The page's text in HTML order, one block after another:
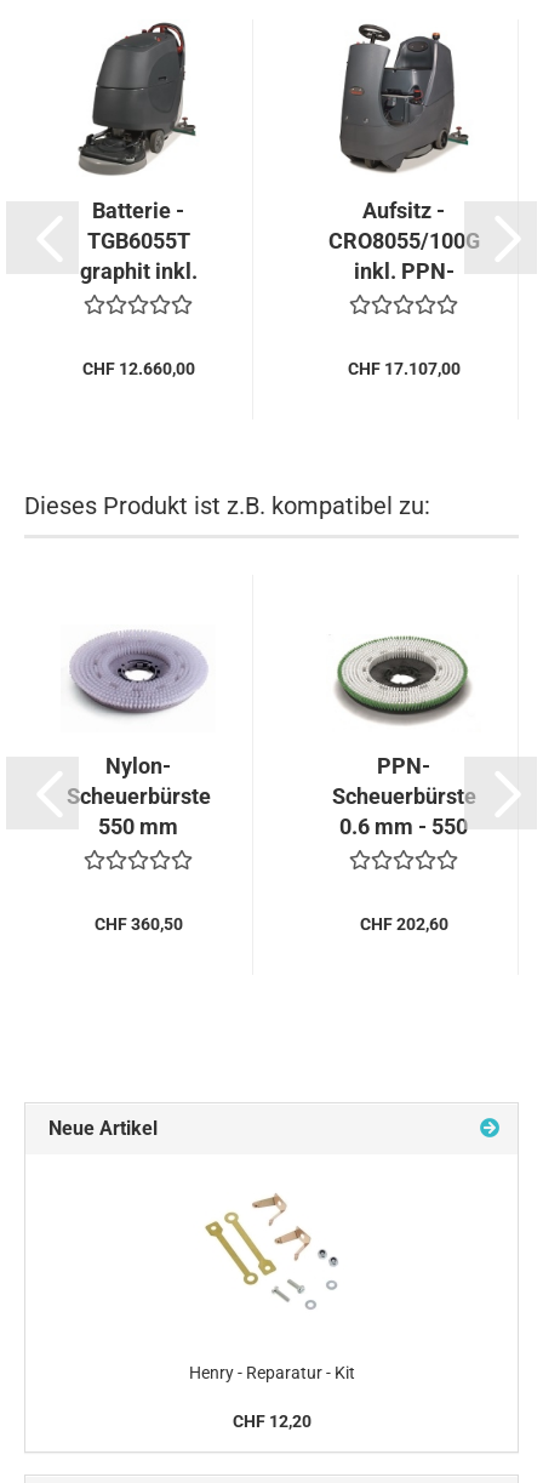
Batterie -
TGB6055T
graphit inkl.
PPN-
..
CHF 12.660,00
Aufsitz -
CRO8055/100G
inkl. PPN-
Scheuerbürste.
CHF 17.107,00
Dieses Produkt ist z.B. kompatibel zu:
Nylon-
Scheuerbürste
550 mm
CHF 360,50
PPN-
Scheuerbürste
0.6 mm - 550
mm / TTA-
CHF 202,60
Neue Artikel
Henry - Reparatur - Kit
CHF 12,20